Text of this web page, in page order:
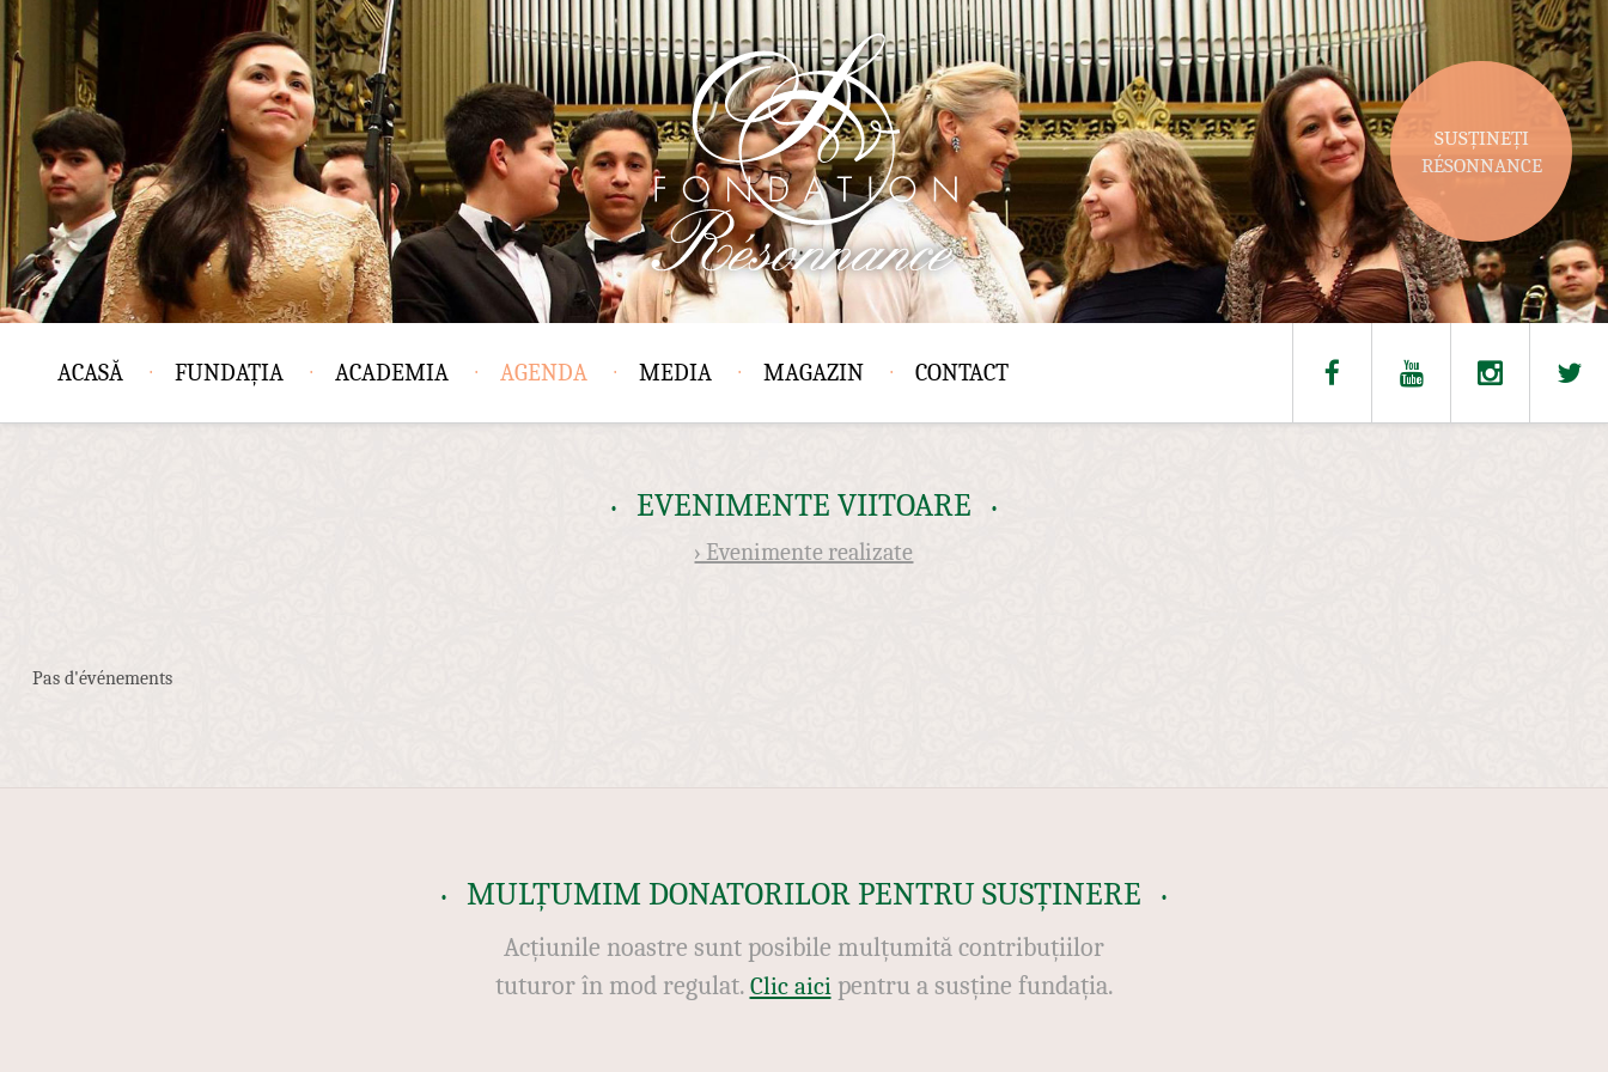
SUSȚINEȚI
RÉSONNANCE
ACASĂ FUNDAȚIA ACADEMIA AGENDA MEDIA MAGAZIN CONTACT
EVENIMENTE VIITOARE
› Evenimente realizate
Pas d'événements
MULȚUMIM DONATORILOR PENTRU SUSȚINERE
Acțiunile noastre sunt posibile mulțumită contribuțiilor
tuturor în mod regulat. Clic aicipentru a susține fundația.